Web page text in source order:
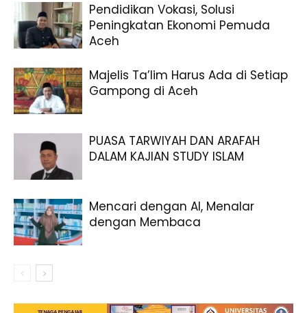
Pendidikan Vokasi, Solusi
Peningkatan Ekonomi Pemuda
Aceh
Majelis Ta’lim Harus Ada di Setiap
Gampong di Aceh
PUASA TARWIYAH DAN ARAFAH
DALAM KAJIAN STUDY ISLAM
Mencari dengan AI, Menalar
dengan Membaca